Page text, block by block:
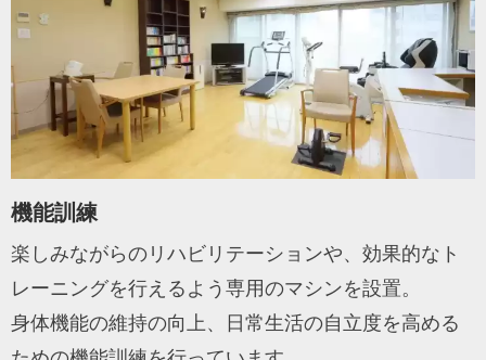
機能訓練
楽しみながらのリハビリテーションや、効果的なト
レーニングを行えるよう専用のマシンを設置。
身体機能の維持の向上、日常生活の自立度を高める